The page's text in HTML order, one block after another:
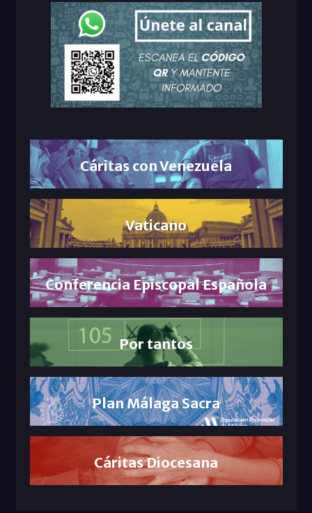
Cáritas con Venezuela
Vaticano
Conferencia Episcopal Española
Por tantos
Plan Málaga Sacra
Cáritas Diocesana